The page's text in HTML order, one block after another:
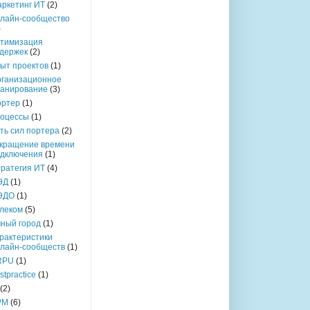
ИТ (2)
сообщество
(2)
проектов (1)
(3)
(1)
(1)
сил портера (2)
времени
(1)
ИТ (4)
(1)
(1)
(5)
город (1)
сообществ (1)
(1)
(1)
(2)
(6)